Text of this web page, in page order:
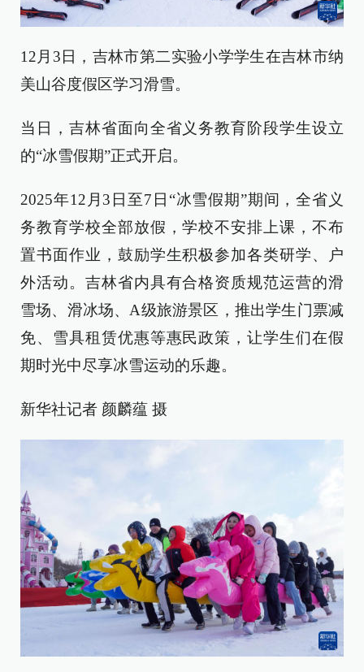
12月3日，吉林市第二实验小学学生在吉林市纳
美山谷度假区学习滑雪。
当日，吉林省面向全省义务教育阶段学生设立
的“冰雪假期”正式开启。
2025年12月3日至7日“冰雪假期”期间，全省义
务教育学校全部放假，学校不安排上课，不布
置书面作业，鼓励学生积极参加各类研学、户
外活动。吉林省内具有合格资质规范运营的滑
雪场、滑冰场、A级旅游景区，推出学生门票减
免、雪具租赁优惠等惠民政策，让学生们在假
期时光中尽享冰雪运动的乐趣。
新华社记者 颜麟蕴 摄